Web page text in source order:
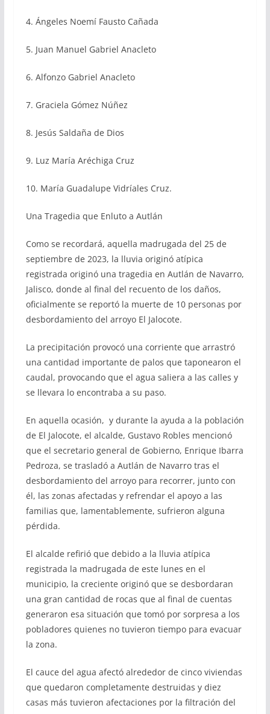
4. Ángeles Noemí Fausto Cañada
5. Juan Manuel Gabriel Anacleto
6. Alfonzo Gabriel Anacleto
7. Graciela Gómez Núñez
8. Jesús Saldaña de Dios
9. Luz María Aréchiga Cruz
10. María Guadalupe Vidríales Cruz.
Una Tragedia que Enluto a Autlán
Como se recordará, aquella madrugada del 25 de
septiembre de 2023, la lluvia originó atípica
registrada originó una tragedia en Autlán de Navarro,
Jalisco, donde al final del recuento de los daños,
oficialmente se reportó la muerte de 10 personas por
desbordamiento del arroyo El Jalocote.
La precipitación provocó una corriente que arrastró
una cantidad importante de palos que taponearon el
caudal, provocando que el agua saliera a las calles y
se llevara lo encontraba a su paso.
En aquella ocasión, y durante la ayuda a la población
de El Jalocote, el alcalde, Gustavo Robles mencionó
que el secretario general de Gobierno, Enrique Ibarra
Pedroza, se trasladó a Autlán de Navarro tras el
desbordamiento del arroyo para recorrer, junto con
él, las zonas afectadas y refrendar el apoyo a las
familias que, lamentablemente, sufrieron alguna
pérdida.
El alcalde refirió que debido a la lluvia atípica
registrada la madrugada de este lunes en el
municipio, la creciente originó que se desbordaran
una gran cantidad de rocas que al final de cuentas
generaron esa situación que tomó por sorpresa a los
pobladores quienes no tuvieron tiempo para evacuar
la zona.
El cauce del agua afectó alrededor de cinco viviendas
que quedaron completamente destruidas y diez
casas más tuvieron afectaciones por la filtración del